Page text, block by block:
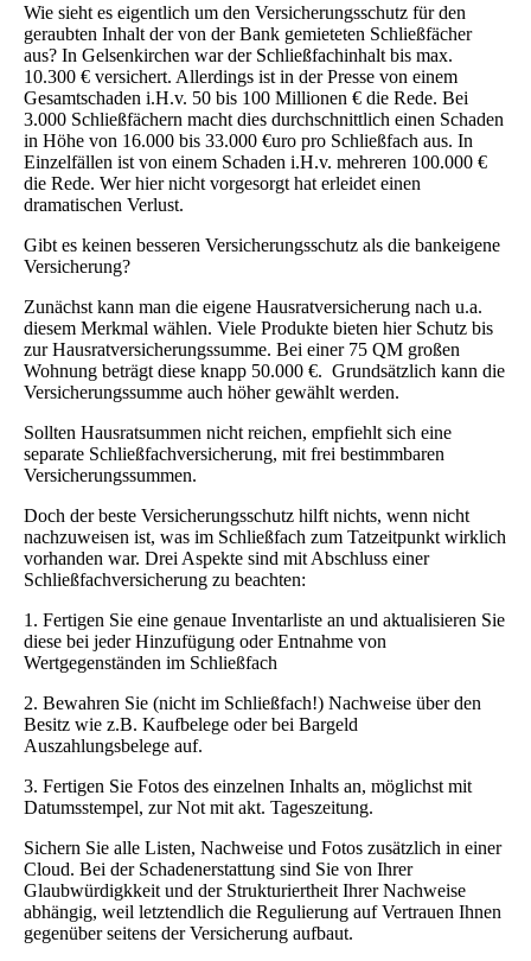
Wie sieht es eigentlich um den Versicherungsschutz für den
geraubten Inhalt der von der Bank gemieteten Schließfächer
aus? In Gelsenkirchen war der Schließfachinhalt bis max.
10.300 € versichert. Allerdings ist in der Presse von einem
Gesamtschaden i.H.v. 50 bis 100 Millionen € die Rede. Bei
3.000 Schließfächern macht dies durchschnittlich einen Schaden
in Höhe von 16.000 bis 33.000 €uro pro Schließfach aus. In
Einzelfällen ist von einem Schaden i.H.v. mehreren 100.000 €
die Rede. Wer hier nicht vorgesorgt hat erleidet einen
dramatischen Verlust.
Gibt es keinen besseren Versicherungsschutz als die bankeigene
Versicherung?
Zunächst kann man die eigene Hausratversicherung nach u.a.
diesem Merkmal wählen. Viele Produkte bieten hier Schutz bis
zur Hausratversicherungssumme. Bei einer 75 QM großen
Wohnung beträgt diese knapp 50.000 €. Grundsätzlich kann die
Versicherungssumme auch höher gewählt werden.
Sollten Hausratsummen nicht reichen, empfiehlt sich eine
separate Schließfachversicherung, mit frei bestimmbaren
Versicherungssummen.
Doch der beste Versicherungsschutz hilft nichts, wenn nicht
nachzuweisen ist, was im Schließfach zum Tatzeitpunkt wirklich
vorhanden war. Drei Aspekte sind mit Abschluss einer
Schließfachversicherung zu beachten:
1. Fertigen Sie eine genaue Inventarliste an und aktualisieren Sie
diese bei jeder Hinzufügung oder Entnahme von
Wertgegenständen im Schließfach
2. Bewahren Sie (nicht im Schließfach!) Nachweise über den
Besitz wie z.B. Kaufbelege oder bei Bargeld
Auszahlungsbelege auf.
3. Fertigen Sie Fotos des einzelnen Inhalts an, möglichst mit
Datumsstempel, zur Not mit akt. Tageszeitung.
Sichern Sie alle Listen, Nachweise und Fotos zusätzlich in einer
Cloud. Bei der Schadenerstattung sind Sie von Ihrer
Glaubwürdigkkeit und der Strukturiertheit Ihrer Nachweise
abhängig, weil letztendlich die Regulierung auf Vertrauen Ihnen
gegenüber seitens der Versicherung aufbaut.